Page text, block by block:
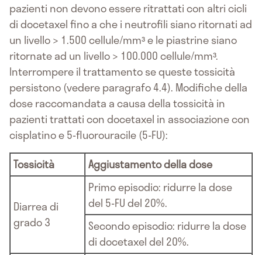
pazienti non devono essere ritrattati con altri cicli
di docetaxel fino a che i neutrofili siano ritornati ad
un livello > 1.500 cellule/mm³ e le piastrine siano
ritornate ad un livello > 100.000 cellule/mm³.
Interrompere il trattamento se queste tossicità
persistono (vedere paragrafo 4.4). Modifiche della
dose raccomandata a causa della tossicità in
pazienti trattati con docetaxel in associazione con
cisplatino e 5-fluorouracile (5-FU):
Tossicità
Aggiustamento della dose
Diarrea di
grado 3
Primo episodio: ridurre la dose
del 5-FU del 20%.
Secondo episodio: ridurre la dose
di docetaxel del 20%.